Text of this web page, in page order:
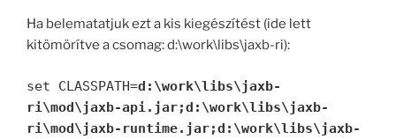
Ha belematatjuk ezt a kis kiegészítést (ide lett
kitömörítve a csomag: d:\work\libs\jaxb-ri):
set CLASSPATH=d:\work\libs\jaxb-
ri\mod\jaxb-api.jar;d:\work\libs\jaxb-
ri\mod\jaxb-runtime.jar;d:\work\libs\jaxb-